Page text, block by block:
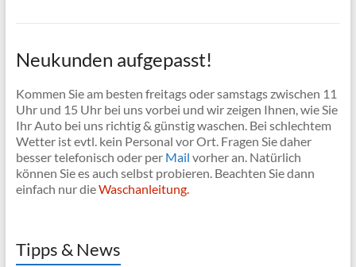
Neukunden aufgepasst!
Kommen Sie am besten freitags oder samstags zwischen 11
Uhr und 15 Uhr bei uns vorbei und wir zeigen Ihnen, wie Sie
Ihr Auto bei uns richtig & günstig waschen. Bei schlechtem
Wetter ist evtl. kein Personal vor Ort. Fragen Sie daher
besser telefonisch oder per Mail vorher an. Natürlich
können Sie es auch selbst probieren. Beachten Sie dann
einfach nur dieWaschanleitung.
Tipps & News